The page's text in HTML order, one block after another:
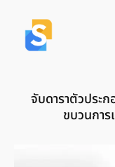
จับดาราตัวประ
ขบวนกา